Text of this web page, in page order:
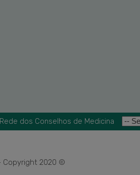
Rede dos Conselhos de Medicina
- Copyright 2020 ©